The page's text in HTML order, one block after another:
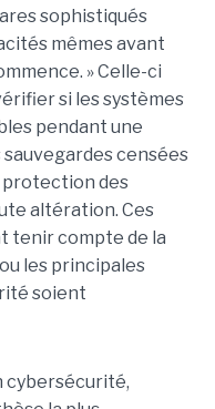
sophistiqués
mêmes avant
» Celle-ci
si les systèmes
pendant une
censées
protection des
altération. Ces
tenir compte de la
les principales
soient
cybersécurité,